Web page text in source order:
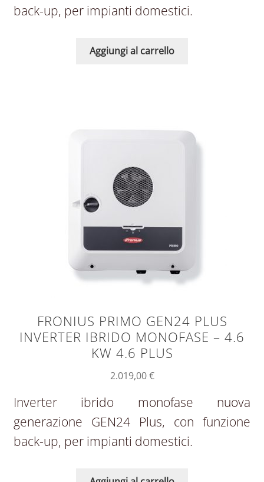
back-up, per impianti domestici.
Aggiungi al carrello
FRONIUS PRIMO GEN24 PLUS
INVERTER IBRIDO MONOFASE – 4.6
KW 4.6 PLUS
2.019,00€
Inverter ibrido monofase nuova
generazione GEN24 Plus, con funzione
back-up, per impianti domestici.